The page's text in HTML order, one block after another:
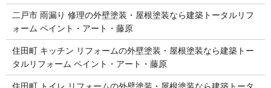
二戸市 雨漏り 修理の外壁塗装・屋根塗装なら建築トータルリフ
ォーム ペイント・アート・藤原
住田町 キッチン リフォームの外壁塗装・屋根塗装なら建築トー
タルリフォーム ペイント・アート・藤原
住田町 トイレ リフォームの外壁塗装・屋根塗装なら建築トータ